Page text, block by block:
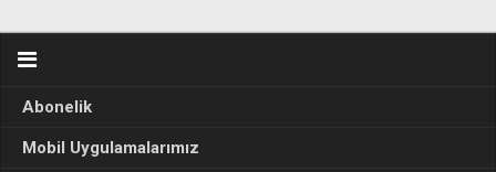
Abonelik
Mobil Uygulamalarımız